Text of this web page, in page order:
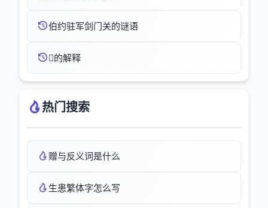
伯约驻军剑门关的谜语
的解释
热门搜索
赠与反义词是什么
生患繁体字怎么写